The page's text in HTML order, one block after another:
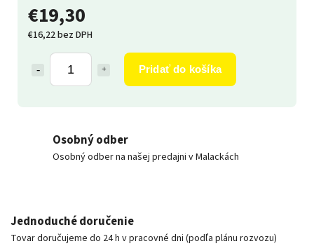
€19,30
€16,22 bez DPH
Pridať do košíka
Osobný odber
Osobný odber na našej predajni v Malackách
Jednoduché doručenie
Tovar doručujeme do 24 h v pracovné dni (podľa plánu rozvozu)